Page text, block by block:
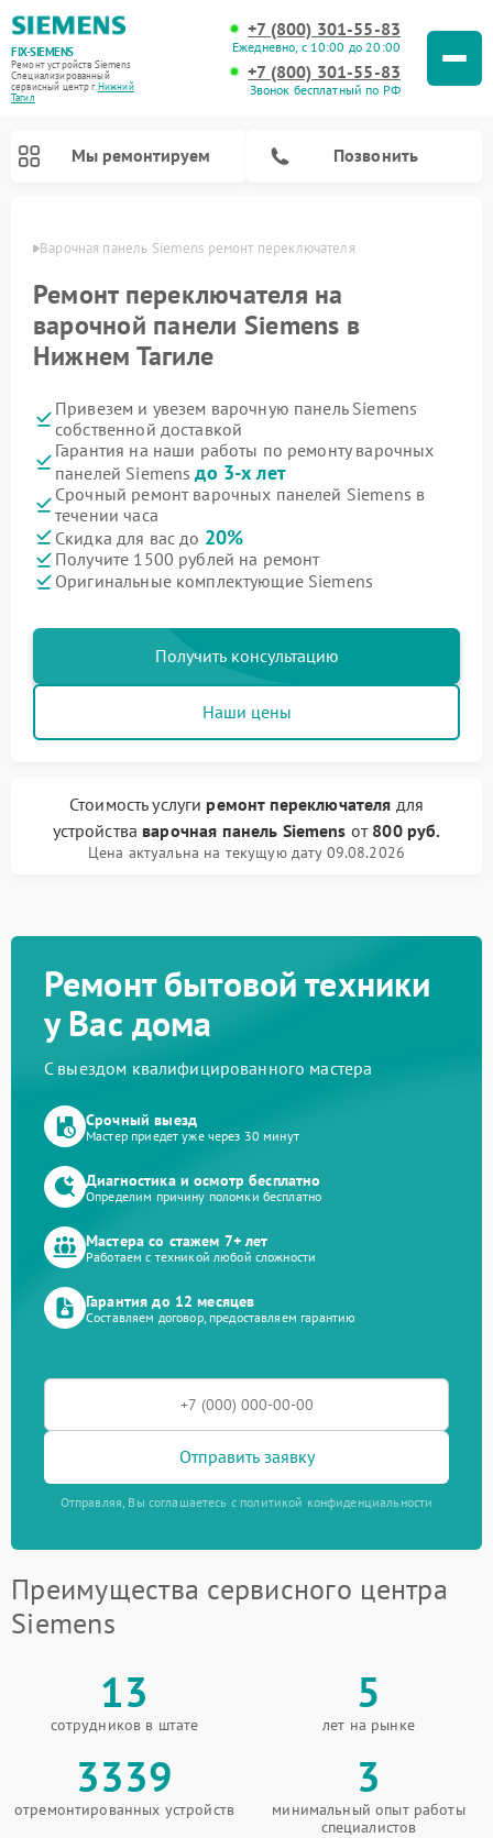
FIX-SIEMENS
Ремонт устройств Siemens
Специализированный
cервисный центр г.Нижний
Тагил
+7 (800) 301-55-83
Ежедневно, с 10:00 до 20:00
+7 (800) 301-55-83
Звонок бесплатный по РФ
Мы ремонтируем Позвонить
Варочная панель Siemens ремонт переключателя
Ремонт переключателя на
варочной панели Siemens в
Нижнем Тагиле
Привезем и увезем варочную панель Siemens
собственной доставкой
Гарантия на наши работы по ремонту варочных
панелей Siemensдо 3-х лет
Срочный ремонт варочных панелей Siemens в
течении часа
Скидка для вас до 20%
Получите 1500 рублей на ремонт
Оригинальные комплектующие Siemens
Получить консультацию
Наши цены
Стоимость услуги ремонт переключателя для
устройства варочная панель Siemens от 800 руб.
Цена актуальна на текущую дату 09.08.2026
Ремонт бытовой техники
у Вас дома
С выездом квалифицированного мастера
Срочный выезд
Мастер приедет уже через 30 минут
Диагностика и осмотр бесплатно
Определим причину поломки бесплатно
Мастера со стажем 7+ лет
Работаем с техникой любой сложности
Гарантия до 12 месяцев
Составляем договор, предоставляем гарантию
Отправить заявку
Отправляя, Вы соглашаетесь с политикой конфиденциальности
Преимущества сервисного центра
Siemens
13
сотрудников в штате
5
лет на рынке
3339
отремонтированных устройств
3
минимальный опыт работы
специалистов